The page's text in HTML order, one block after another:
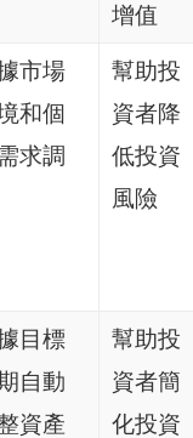
增值
市場
和個
求調
幫助投
資者降
低投資
風險
目標
自動
資產
幫助投
資者簡
化投資